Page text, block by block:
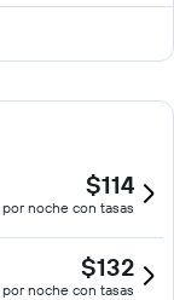
$114
por noche con tasas
$132
por noche con tasas